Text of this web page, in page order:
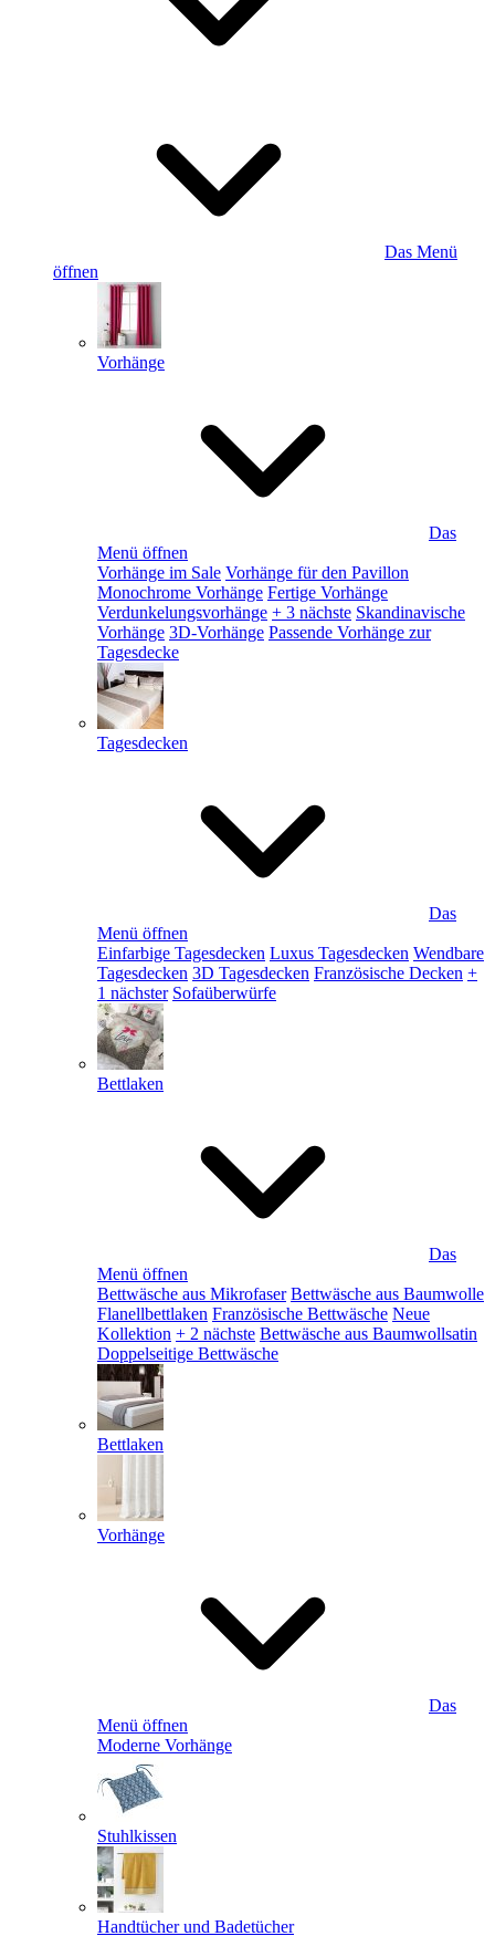
Das Menü
öffnen
Vorhänge
Das
Menü öffnen
Vorhänge im Sale Vorhänge für den Pavillon
Monochrome Vorhänge Fertige Vorhänge
Verdunkelungsvorhänge + 3 nächste Skandinavische
Vorhänge 3D-Vorhänge Passende Vorhänge zur
Tagesdecke
Tagesdecken
Das
Menü öffnen
Einfarbige Tagesdecken Luxus Tagesdecken Wendbare
Tagesdecken 3D Tagesdecken Französische Decken +
1 nächster Sofaüberwürfe
Bettlaken
Das
Menü öffnen
Bettwäsche aus Mikrofaser Bettwäsche aus Baumwolle
Flanellbettlaken Französische Bettwäsche Neue
Kollektion + 2 nächste Bettwäsche aus Baumwollsatin
Doppelseitige Bettwäsche
Bettlaken
Vorhänge
Das
Menü öffnen
Moderne Vorhänge
Stuhlkissen
Handtücher und Badetücher